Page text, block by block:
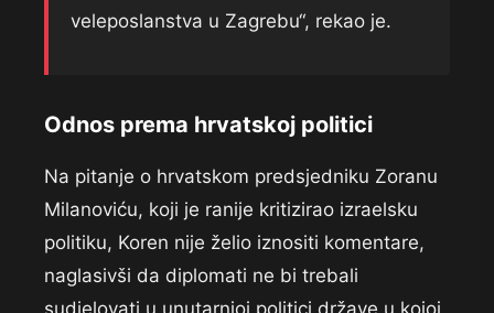
veleposlanstva u Zagrebu“, rekao je.
Odnos prema hrvatskoj politici
Na pitanje o hrvatskom predsjedniku Zoranu
Milanoviću, koji je ranije kritizirao izraelsku
politiku, Koren nije želio iznositi komentare,
naglasivši da diplomati ne bi trebali
sudjelovati u unutarnjoj politici države u kojoj